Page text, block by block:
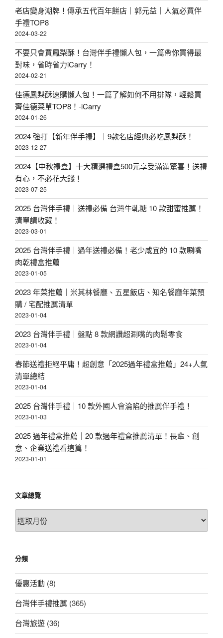
老店變身潮牌！傳承五代百年餅店｜郭元益｜人氣必買伴
手禮TOP8
2024-03-22
不要只會買鳳梨酥！台灣伴手禮懶人包，一篇帶你買得最
對味，省時省力iCarry！
2024-02-21
佳德鳳梨酥速購懶人包！一篇了解如何不用排隊，輕鬆買
齊佳德菜單TOP8！-iCarry
2024-01-26
2024 強打【新年伴手禮】｜9款名店經典必吃鳳梨酥！
2023-12-27
2024【中秋禮盒】十大精選禮盒500元享受滿滿驚喜！送禮
有心，不必花大錢！
2023-07-25
2025 台灣伴手禮｜送禮必備 台灣牛軋糖 10 款甜蜜推薦！
清單請收藏！
2023-03-01
2025 台灣伴手禮｜過年送禮必備！老少咸宜的 10 款唰嘴
肉乾禮盒推薦
2023-01-05
2023 年菜推薦｜米其林餐廳、五星飯店、知名餐廳年菜預
購 / 宅配推薦清單
2023-01-04
2023 台灣伴手禮｜盤點 8 款網讚超涮嘴的肉鬆零食
2023-01-04
春節送禮拒絕平庸！超創意「2025過年禮盒推薦」24+人氣
清單總結
2023-01-04
2025 台灣伴手禮｜10 款外國人會淪陷的推薦伴手禮！
2023-01-03
2025 過年禮盒推薦｜20 款過年禮盒推薦清單！長輩、創
意、企業送禮看這篇！
2023-01-01
文章總覽
文
章
分類
優惠活動 (8)
台灣伴手禮推薦 (365)
台灣旅遊 (36)